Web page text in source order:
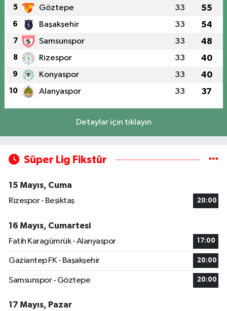
5 Göztepe 33 55
6 Başakşehir 33 54
7 Samsunspor 33 48
8 Rizespor 33 40
9 Konyaspor 33 40
10 Alanyaspor 33 37
Detaylar için tıklayın
Süper Lig Fikstür
15 Mayıs, Cuma
Rizespor - Beşiktaş
20:00
16 Mayıs, Cumartesi
Fatih Karagümrük - Alanyaspor
17:00
Gaziantep FK - Başakşehir 20:00
Samsunspor - Göztepe 20:00
17 Mayıs, Pazar